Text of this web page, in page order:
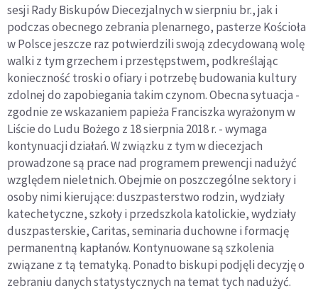
sesji Rady Biskupów Diecezjalnych w sierpniu br., jak i
podczas obecnego zebrania plenarnego, pasterze Kościoła
w Polsce jeszcze raz potwierdzili swoją zdecydowaną wolę
walki z tym grzechem i przestępstwem, podkreślając
konieczność troski o ofiary i potrzebę budowania kultury
zdolnej do zapobiegania takim czynom. Obecna sytuacja -
zgodnie ze wskazaniem papieża Franciszka wyrażonym w
Liście do Ludu Bożego z 18 sierpnia 2018 r. - wymaga
kontynuacji działań. W związku z tym w diecezjach
prowadzone są prace nad programem prewencji nadużyć
względem nieletnich. Obejmie on poszczególne sektory i
osoby nimi kierujące: duszpasterstwo rodzin, wydziały
katechetyczne, szkoły i przedszkola katolickie, wydziały
duszpasterskie, Caritas, seminaria duchowne i formację
permanentną kapłanów. Kontynuowane są szkolenia
związane z tą tematyką. Ponadto biskupi podjęli decyzję o
zebraniu danych statystycznych na temat tych nadużyć.